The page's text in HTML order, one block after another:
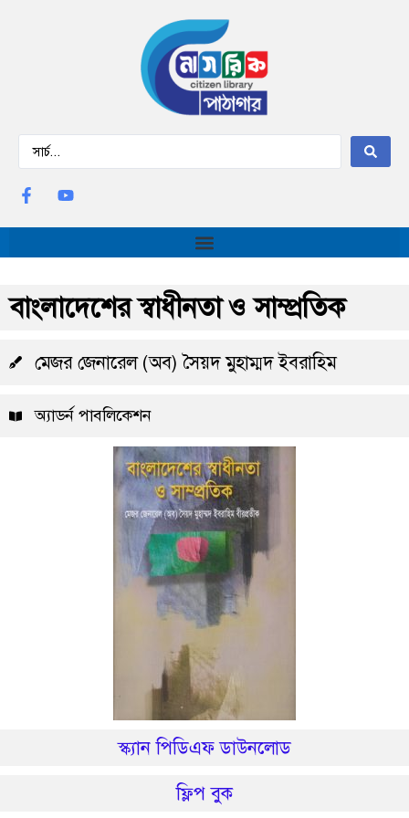
বাংলাদেশের স্বাধীনতা ও সাম্প্রতিক
মেজর জেনারেল (অব) সৈয়দ মুহাম্মদ ইবরাহিম
অ্যাডর্ন পাবলিকেশন
স্ক্যান পিডিএফ ডাউনলোড
ফ্লিপ বুক